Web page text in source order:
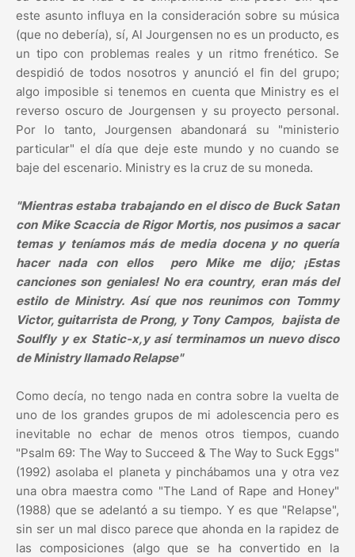
este asunto influya en la consideración sobre su música
(que no debería), sí, Al Jourgensen no es un producto, es
un tipo con problemas reales y un ritmo frenético. Se
despidió de todos nosotros y anunció el fin del grupo;
algo imposible si tenemos en cuenta que Ministry es el
reverso oscuro de Jourgensen y su proyecto personal.
Por lo tanto, Jourgensen abandonará su "ministerio
particular" el día que deje este mundo y no cuando se
baje del escenario. Ministry es la cruz de su moneda.
"Mientras estaba trabajando en el disco de Buck Satan
con Mike Scaccia de Rigor Mortis, nos pusimos a sacar
temas y teníamos más de media docena y no quería
hacer nada con ellos pero Mike me dijo; ¡Estas
canciones son geniales! No era country, eran más del
estilo de Ministry. Así que nos reunimos con Tommy
Victor, guitarrista de Prong, y Tony Campos, bajista de
Soulfly y ex Static-x,y así terminamos un nuevo disco
de Ministry llamado Relapse"
Como decía, no tengo nada en contra sobre la vuelta de
uno de los grandes grupos de mi adolescencia pero es
inevitable no echar de menos otros tiempos, cuando
"Psalm 69: The Way to Succeed & The Way to Suck Eggs"
(1992) asolaba el planeta y pinchábamos una y otra vez
una obra maestra como "The Land of Rape and Honey"
(1988) que se adelantó a su tiempo. Y es que "Relapse",
sin ser un mal disco parece que ahonda en la rapidez de
las composiciones (algo que se ha convertido en la